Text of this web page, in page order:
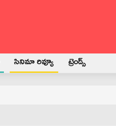
సినిమా రివ్యూ ట్రెండ్స్